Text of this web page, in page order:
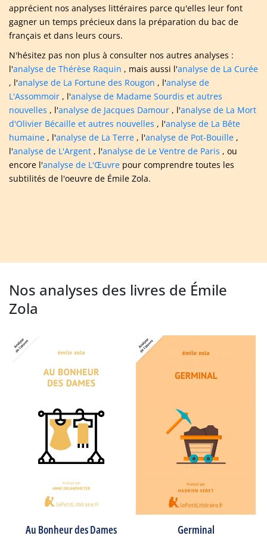
apprécient nos analyses littéraires parce qu'elles leur font
gagner un temps précieux dans la préparation du bac de
français et dans leurs cours.
N'hésitez pas non plus à consulter nos autres analyses :
l'analyse de Thérèse Raquin , mais aussi l'analyse de La Curée
, l'analyse de La Fortune des Rougon , l'analyse de
L'Assommoir , l'analyse de Madame Sourdis et autres
nouvelles , l'analyse de Jacques Damour , l'analyse de La Mort
d'Olivier Bécaille et autres nouvelles , l'analyse de La Bête
humaine , l'analyse de La Terre , l'analyse de Pot-Bouille ,
l'analyse de L'Argent , l'analyse de Le Ventre de Paris , ou
encore l'analyse de L'Œuvre pour comprendre toutes les
subtilités de l'oeuvre de Émile Zola.
Nos analyses des livres de Émile
Zola
Au Bonheur des Dames Germinal